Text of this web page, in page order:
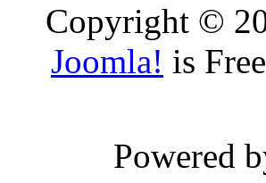
Copyright ©
Joomla! is
Powered